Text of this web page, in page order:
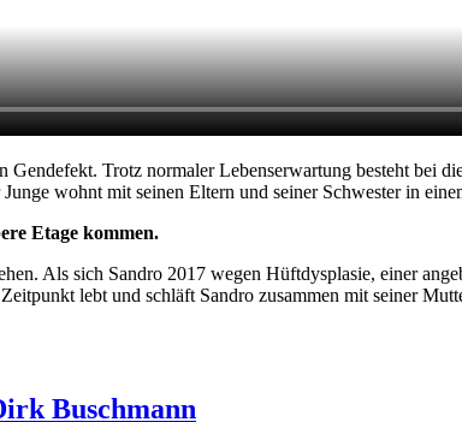
Trotz normaler Lebenserwartung besteht bei
wohnt mit seinen Eltern und seiner Schwester in
Etage kommen.
Als sich Sandro 2017 wegen Hüftdysplasie, einer
lebt und schläft Sandro zusammen mit seiner
Buschmann